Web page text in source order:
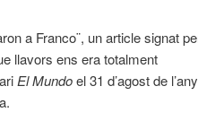
a Franco¨, un article signat
llavors ens era totalment
El Mundoel 31 d’agost de l’any